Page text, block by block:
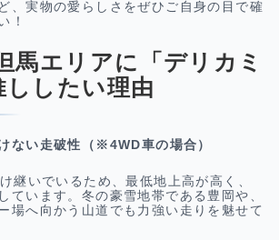
、実物の愛らしさをぜひご自身の目で確
！
エリアに「デリカミ
ししたい理由
ない走破性（※4WD車の場合）
継いでいるため、最低地上高が高く、
ています。冬の豪雪地帯である豊岡や、
場へ向かう山道でも力強い走りを魅せて